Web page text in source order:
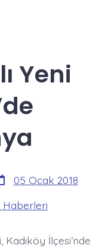
Yeni
05 Ocak 2018
Haberleri
Kadıköy İlçesi’nde